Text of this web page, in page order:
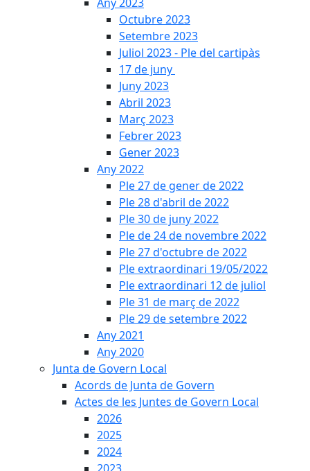
Octubre 2023
Setembre 2023
Juliol 2023 - Ple del cartipàs
17 de juny
Juny 2023
Abril 2023
Març 2023
Febrer 2023
Gener 2023
Any 2022
Ple 27 de gener de 2022
Ple 28 d'abril de 2022
Ple 30 de juny 2022
Ple de 24 de novembre 2022
Ple 27 d'octubre de 2022
Ple extraordinari 19/05/2022
Ple extraordinari 12 de juliol
Ple 31 de març de 2022
Ple 29 de setembre 2022
Any 2021
Any 2020
Junta de Govern Local
Acords de Junta de Govern
Actes de les Juntes de Govern Local
2026
2025
2024